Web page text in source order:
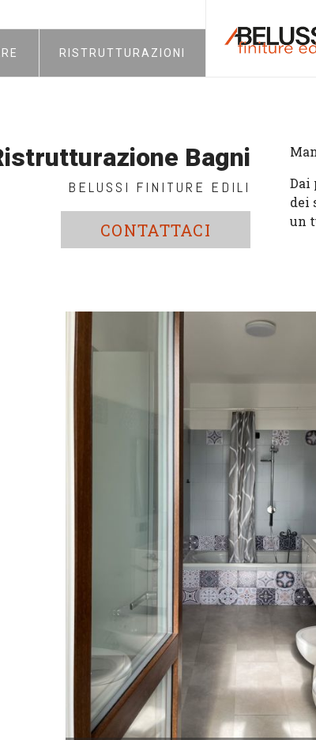
RISTRUTTURAZIONI
Bagni
BELUSSI FINITURE EDILI
CONTATTACI
Dai
dei
un